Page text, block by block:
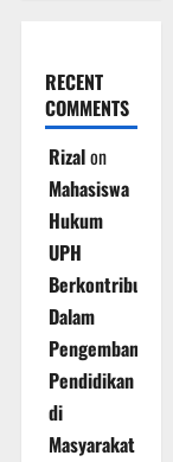
RECENT
COMMENTS
Rizalon
Mahasiswa
Hukum
UPH
Berkontribusi
Dalam
Pengembangan
Pendidikan
di
Masyarakat